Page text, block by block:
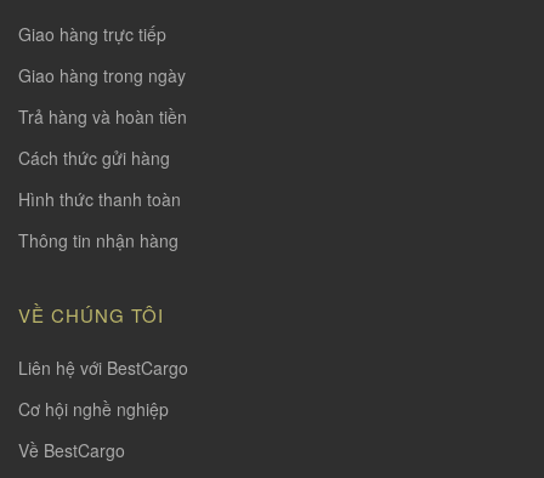
Giao hàng trực tiếp
Giao hàng trong ngày
Trả hàng và hoàn tiền
Cách thức gửi hàng
Hình thức thanh toàn
Thông tin nhận hàng
VỀ CHÚNG TÔI
Liên hệ với BestCargo
Cơ hội nghề nghiệp
Về BestCargo